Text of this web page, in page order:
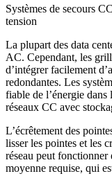
Systèmes de secours
tension
La plupart des data
AC. Cependant, les
d’intégrer facilement
redondantes. Les
fiable de l’énergie
réseaux CC avec
L’écrêtement des
lisser les pointes et les
réseau peut fonctionner
moyenne requise, qui